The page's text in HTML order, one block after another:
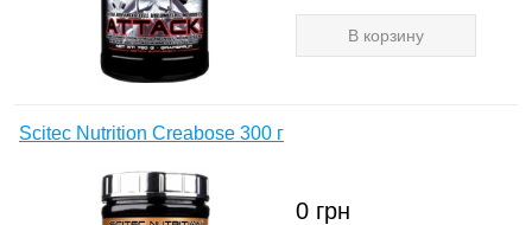
В корзину
Scitec Nutrition Creabose 300 г
0 грн